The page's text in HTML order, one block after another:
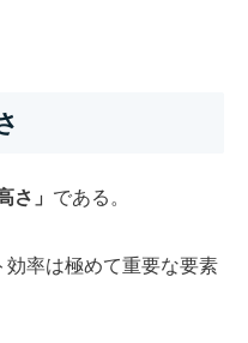
さ」 である。
率は極めて重要な要素